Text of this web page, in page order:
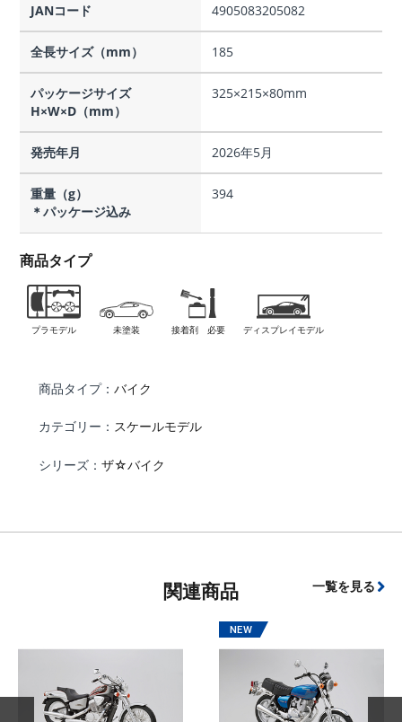
JANコード 4905083205082
全長サイズ（mm） 185
パッケージサイズ
H×W×D（mm）
325×215×80mm
発売年月 2026年5月
重量（g）
＊パッケージ込み
394
商品タイプ
プラモデル 未塗装 接着剤 必要 ディスプレイモデル
商品タイプ： バイク
カテゴリー： スケールモデル
シリーズ： ザ☆バイク
関連商品 一覧を見る